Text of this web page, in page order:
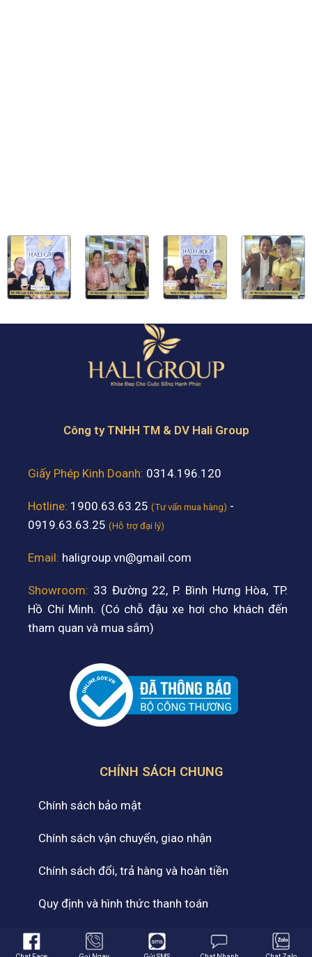
Công ty TNHH TM & DV Hali Group
Giấy Phép Kinh Doanh: 0314.196.120
Hotline: 1900.63.63.25 (Tư vấn mua hàng) -
0919.63.63.25 (Hỗ trợ đại lý)
Email: haligroup.vn@gmail.com
Showroom: 33 Đường 22, P. Bình Hưng Hòa, TP.
Hồ Chí Minh. (Có chỗ đậu xe hơi cho khách đến
tham quan và mua sắm)
CHÍNH SÁCH CHUNG
Chính sách bảo mật
Chính sách vận chuyển, giao nhận
Chính sách đổi, trả hàng và hoàn tiền
Quy định và hình thức thanh toán
Cam kết chất lượng dịch vụ